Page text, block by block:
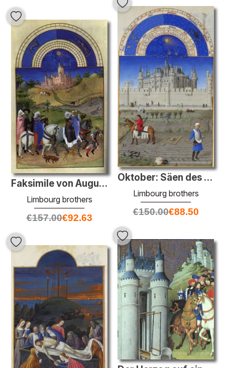
Oktober: Säen des Wintergetreide
Limbourg brothers
€150.00€88.50
Faksimile von August: Hawking
Limbourg brothers
€157.00€92.63